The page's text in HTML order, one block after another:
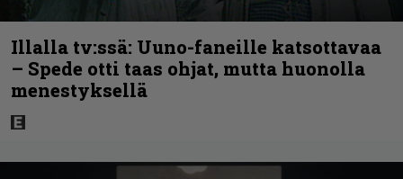
Illalla tv:ssä: Uuno-faneille katsottavaa
– Spede otti taas ohjat, mutta huonolla
menestyksellä